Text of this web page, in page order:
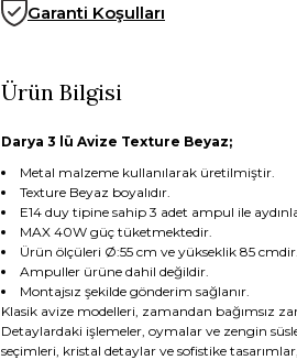
Garanti Koşulları
Ürün Bilgisi
Darya 3 lü Avize Texture Beyaz;
Metal malzeme kullanılarak üretilmiştir.
Texture Beyaz boyalıdır.
E14 duy tipine sahip 3 adet ampul ile
MAX 40W güç tüketmektedir.
Ürün ölçüleri Ø:55 cm ve yükseklik 85 cmdir.
Ampuller ürüne dahil değildir.
Montajsız şekilde gönderim sağlanır.
Klasik avize modelleri, zamandan bağımsız
Detaylardaki işlemeler, oymalar ve zengin
seçimleri, kristal detaylar ve sofistike